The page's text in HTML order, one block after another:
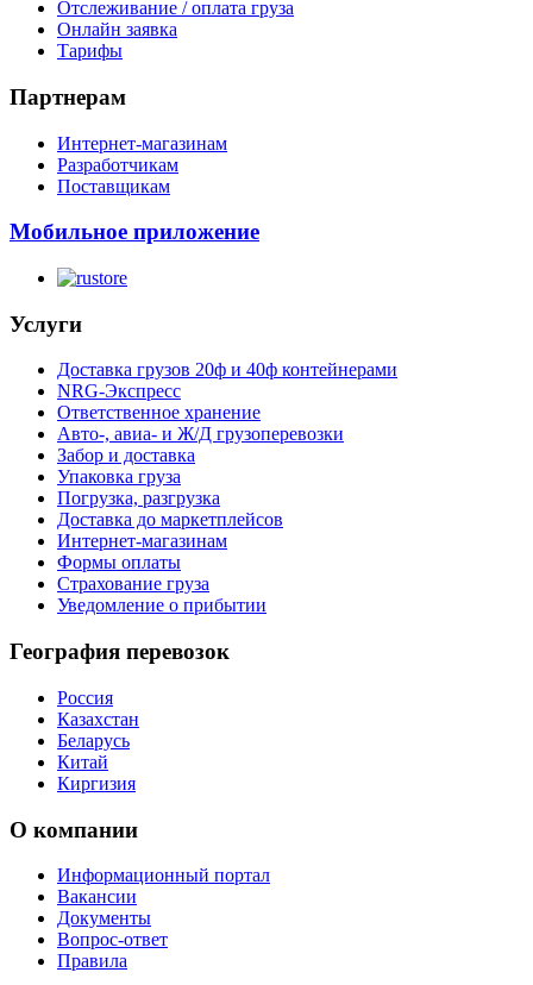
Отслеживание / оплата груза
Онлайн заявка
Тарифы
Партнерам
Интернет-магазинам
Разработчикам
Поставщикам
Мобильное приложение
Услуги
Доставка грузов 20ф и 40ф контейнерами
NRG-Экспресс
Ответственное хранение
Авто-, авиа- и Ж/Д грузоперевозки
Забор и доставка
Упаковка груза
Погрузка, разгрузка
Доставка до маркетплейсов
Интернет-магазинам
Формы оплаты
Страхование груза
Уведомление о прибытии
География перевозок
Россия
Казахстан
Беларусь
Китай
Киргизия
О компании
Информационный портал
Вакансии
Документы
Вопрос-ответ
Правила